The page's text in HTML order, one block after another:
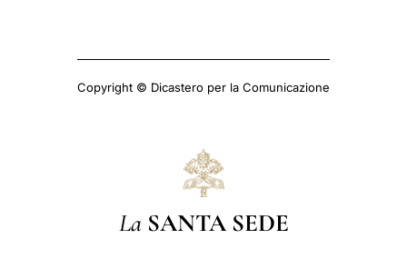
Copyright © Dicastero per la Comunicazione
La SANTA SEDE